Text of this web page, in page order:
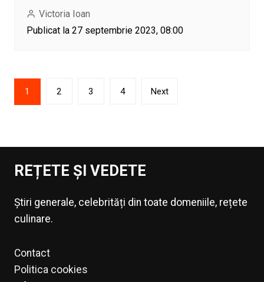
Victoria Ioan
Publicat la 27 septembrie 2023, 08:00
Paginație
articole
1 2 3 4 Next
REȚETE ȘI VEDETE
Știri generale, celebrități din toate domeniile, rețete
culinare.
Contact
Politica cookies